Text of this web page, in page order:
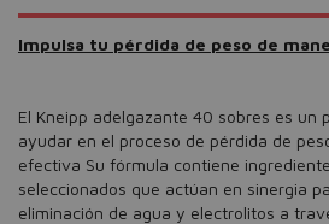
Impulsa tu pérdida de peso de
El Kneipp adelgazante 40 sobres es un
ayudar en el proceso de pérdida de
efectiva Su fórmula contiene
seleccionados que actúan en sinergia
eliminación de agua y electrolitos a